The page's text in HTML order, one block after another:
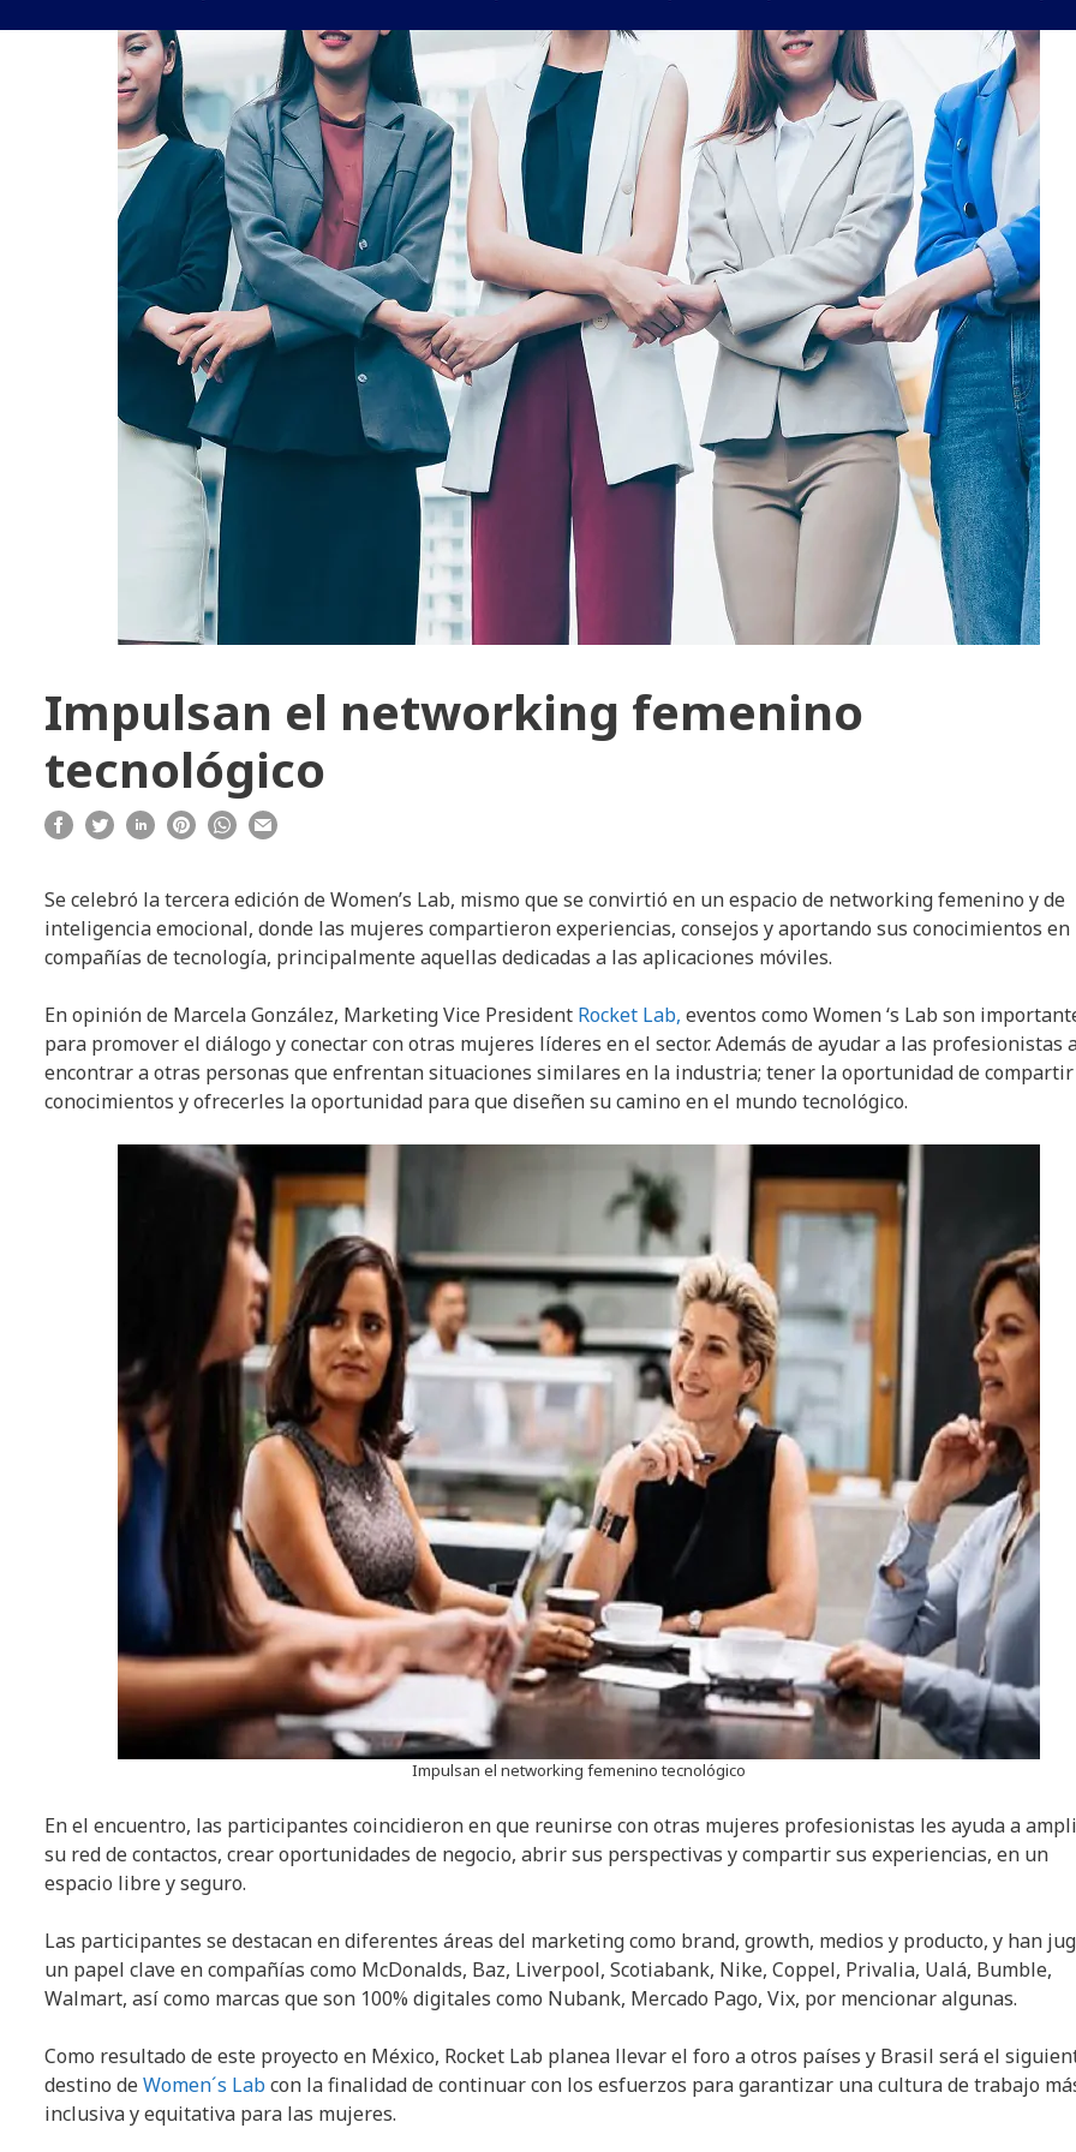
Impulsan el networking femenino
tecnológico
Se celebró la tercera edición de Women’s Lab, mismo que se convirtió en un espacio de networking femenino y de
inteligencia emocional, donde las mujeres compartieron experiencias, consejos y aportando sus conocimientos en
compañías de tecnología, principalmente aquellas dedicadas a las aplicaciones móviles.
En opinión de Marcela González, Marketing Vice President Rocket Lab, eventos como Women ‘s Lab son
para promover el diálogo y conectar con otras mujeres líderes en el sector. Además de ayudar a las profesionistas
encontrar a otras personas que enfrentan situaciones similares en la industria; tener la oportunidad de compartir
conocimientos y ofrecerles la oportunidad para que diseñen su camino en el mundo tecnológico.
Impulsan el networking femenino tecnológico
En el encuentro, las participantes coincidieron en que reunirse con otras mujeres profesionistas les ayuda a
su red de contactos, crear oportunidades de negocio, abrir sus perspectivas y compartir sus experiencias, en un
espacio libre y seguro.
Las participantes se destacan en diferentes áreas del marketing como brand, growth, medios y producto, y han
un papel clave en compañías como McDonalds, Baz, Liverpool, Scotiabank, Nike, Coppel, Privalia, Ualá, Bumble,
Walmart, así como marcas que son 100% digitales como Nubank, Mercado Pago, Vix, por mencionar algunas.
Como resultado de este proyecto en México, Rocket Lab planea llevar el foro a otros países y Brasil será el
destino deWomen´s Labcon la finalidad de continuar con los esfuerzos para garantizar una cultura de trabajo
inclusiva y equitativa para las mujeres.